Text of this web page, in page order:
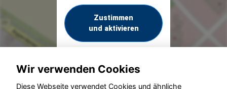
Zustimmen
und aktivieren
Wir verwenden Cookies
Diese Webseite verwendet Cookies und ähnliche